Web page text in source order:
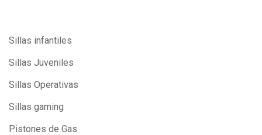
Sillas infantiles
Sillas Juveniles
Sillas Operativas
Sillas gaming
Pistones de Gas